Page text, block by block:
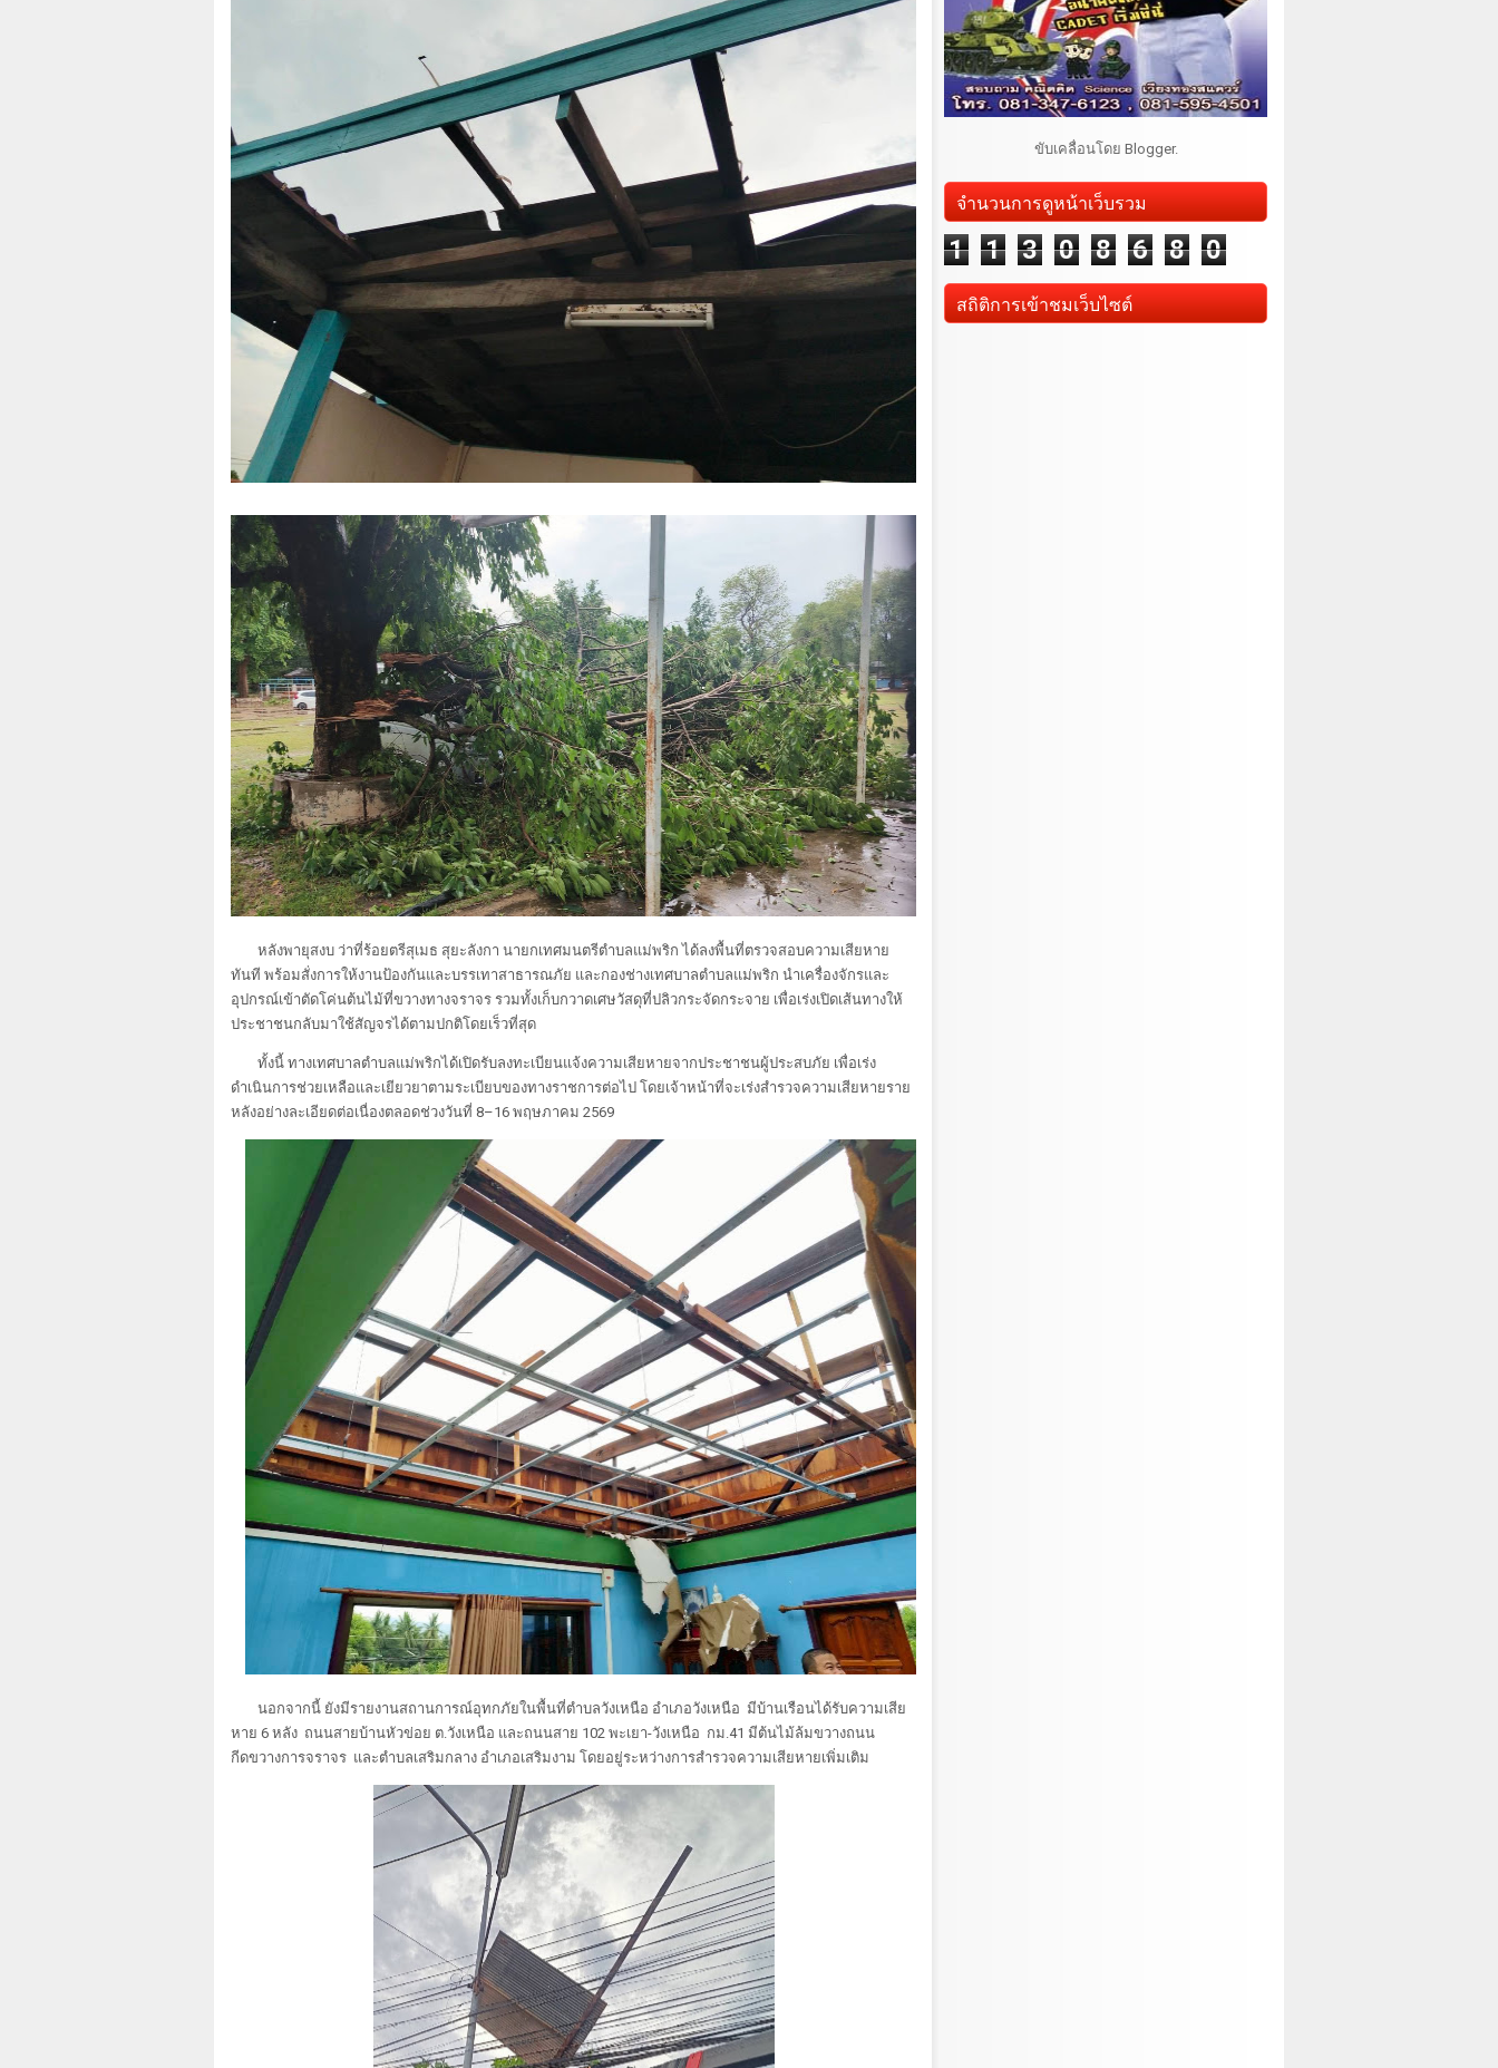
หลังพายุสงบ ว่าที่ร้อยตรีสุเมธ สุยะลังกา นายกเทศมนตรีตำบลแม่พริก ได้ลงพื้นที่ตรวจสอบความเสียหาย
ทันที พร้อมสั่งการให้งานป้องกันและบรรเทาสาธารณภัย และกองช่างเทศบาลตำบลแม่พริก นำเครื่องจักรและ
อุปกรณ์เข้าตัดโค่นต้นไม้ที่ขวางทางจราจร รวมทั้งเก็บกวาดเศษวัสดุที่ปลิวกระจัดกระจาย เพื่อเร่งเปิดเส้นทางให้
ประชาชนกลับมาใช้สัญจรได้ตามปกติโดยเร็วที่สุด
ทั้งนี้ ทางเทศบาลตำบลแม่พริกได้เปิดรับลงทะเบียนแจ้งความเสียหายจากประชาชนผู้ประสบภัย เพื่อเร่ง
ดำเนินการช่วยเหลือและเยียวยาตามระเบียบของทางราชการต่อไป โดยเจ้าหน้าที่จะเร่งสำรวจความเสียหายราย
หลังอย่างละเอียดต่อเนื่องตลอดช่วงวันที่ 8–16 พฤษภาคม 2569
นอกจากนี้ ยังมีรายงานสถานการณ์อุทกภัยในพื้นที่ตำบลวังเหนือ อำเภอวังเหนือ มีบ้านเรือนได้รับความเสีย
หาย 6 หลัง ถนนสายบ้านหัวข่อย ต.วังเหนือ และถนนสาย 102 พะเยา-วังเหนือ กม.41 มีต้นไม้ล้มขวางถนน
กีดขวางการจราจร และตำบลเสริมกลาง อำเภอเสริมงาม โดยอยู่ระหว่างการสำรวจความเสียหายเพิ่มเติม
ขับเคลื่อนโดย Blogger.
จำนวนการดูหน้าเว็บรวม
1 1 3 0 8 6 8 0
สถิติการเข้าชมเว็บไซต์